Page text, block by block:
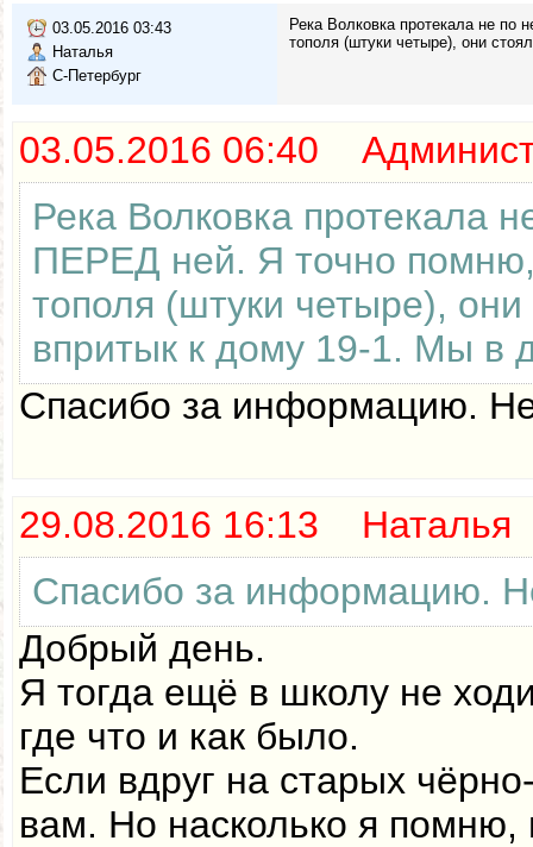
03.05.2016 03:43
Наталья
С-Петербург
Река Волковка протекала не
тополя (штуки четыре), они
03.05.2016 06:40
Река Волковка протекала
ПЕРЕД ней. Я точно помню,
тополя (штуки четыре),
впритык к дому 19-1. Мы в
Спасибо за информацию.
29.08.2016 16:13 Наталья
Спасибо за информацию.
Добрый день.
Я тогда ещё в школу не
где что и как было.
Если вдруг на старых
вам. Но насколько я помню,